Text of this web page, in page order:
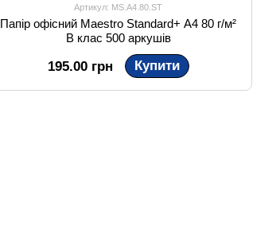
Артикул: MS.A4.80.ST
Папір офісний Maestro Standard+ A4 80 г/м²
B клас 500 аркушів
195.00 грн Купити